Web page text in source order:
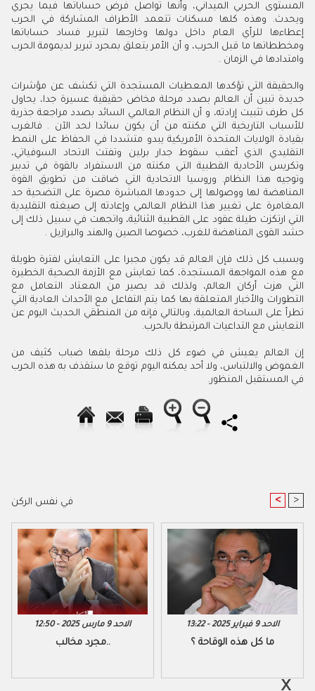
المستوى الحربي الميداني، وأنها تواصل فرض حساباتها فيما يجري
ويحدث. وهذه كلها مسكنات تتعمد الأطراف المشاركة في الحرب
إعطاءها للرأي العام داخل دولها وخارجها لتبرير فساد حساباتها
ومخططاتها ما قبل الحرب، و أن الأمر يتعلق بمجرد تبرير لديمومة الحرب
وامتدادها في الزمان .
والحقيقة التي تؤكدها المعطيات المستجدة التي تكشف عن مؤشرات
جديدة تبين أن العالم بصدد مرحلة مخاض حقيقية عسيرة جدا، يحاول
كل طرف تثبيت إرادته، و أن النظام العالمي السائد بصدد مراجعة جذرية
للأسباب التاريخية التي مكنته من أن يكون سائدا لحد الآن . فالغرب
بقيادة الولايات المتحدة الأمريكية يبدو متشددا في الحفاظ على النمط
التقليدي الذي أعقب سقوط جدار برلين وتفتت الاتحاد السوفياتي،
وتكريس الأحادية القطبية التي مكنته من الاستفراد بالقوة في تدبير
وتوجيه هذا النظام. وروسيا الاتحادية التي ضاقت من تطويق القوة
المناهضة لها ووصولها إلى حدودها المباشرة مصرة على التضحية حد
المغامرة على تغيير هذا النظام العالمي وإعادته إلى صيغته التقليدية
التي ارتكزت طيلة عقود على القطبية الثنائية، واتجهت في سبيل ذلك إلى
حشد القوى المناهضة للغرب، خصوصا الصين والهند والبرازيل .
وبسبب كل ذلك فإن العالم قد يكون مجبرا على التعايش لفترة طويلة
مع هذه المواجهة المستجدة، كما تعايش مع الأزمة الصحية الخطيرة
التي هزت أركان العالم، ولذلك قد يصير من المعتاد التعامل مع
التطورات والأخبار المتعلقة بها كما يتم التفاعل مع الأحداث العادية التي
تطرأ على الساحة العالمية، وبالتالي فإنه من المنطقي الحديث اليوم عن
التعايش مع التداعيات المرتبطة بالحرب.
إن العالم يعيش في ضوء كل ذلك مرحلة يلفها ضباب كثيف من
الغموض والالتباس، ولا أحد يمكنه اليوم توقع ما ستقذف به هذه الحرب
في المستقبل المنظور.
في نفس الركن < >
الاحد 9 مارس 2025 - 12:50
مجرد مخالب..
الاحد 9 فبراير 2025 - 13:22
ما كل هذه الوقاحة ؟